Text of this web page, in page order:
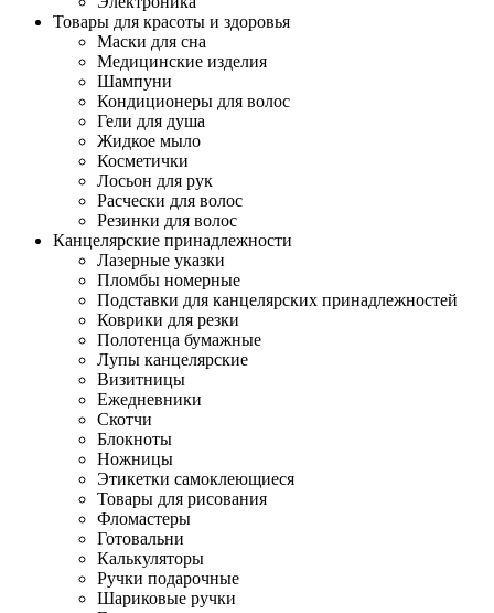
Товары для красоты и здоровья
Маски для сна
Медицинские изделия
Шампуни
Кондиционеры для волос
Гели для душа
Жидкое мыло
Косметички
Лосьон для рук
Расчески для волос
Резинки для волос
Канцелярские принадлежности
Лазерные указки
Пломбы номерные
Подставки для канцелярских принадлежностей
Коврики для резки
Полотенца бумажные
Лупы канцелярские
Визитницы
Ежедневники
Скотчи
Блокноты
Ножницы
Этикетки самоклеющиеся
Товары для рисования
Фломастеры
Готовальни
Калькуляторы
Ручки подарочные
Шариковые ручки